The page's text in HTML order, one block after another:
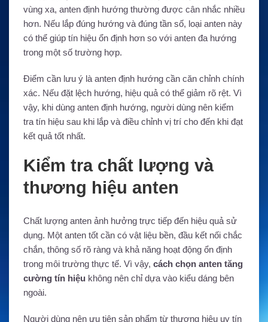
vùng xa, anten định hướng thường được cân nhắc nhiều
hơn. Nếu lắp đúng hướng và đúng tần số, loại anten này
có thể giúp tín hiệu ổn định hơn so với anten đa hướng
trong một số trường hợp.
Điểm cần lưu ý là anten định hướng cần căn chỉnh chính
xác. Nếu đặt lệch hướng, hiệu quả có thể giảm rõ rệt. Vì
vậy, khi dùng anten định hướng, người dùng nên kiểm
tra tín hiệu sau khi lắp và điều chỉnh vị trí cho đến khi đạt
kết quả tốt nhất.
Kiểm tra chất lượng và
thương hiệu anten
Chất lượng anten ảnh hưởng trực tiếp đến hiệu quả sử
dụng. Một anten tốt cần có vật liệu bền, đầu kết nối chắc
chắn, thông số rõ ràng và khả năng hoạt động ổn định
trong môi trường thực tế. Vì vậy, cách chọn anten tăng
cường tín hiệu không nên chỉ dựa vào kiểu dáng bên
ngoài.
Người dùng nên ưu tiên sản phẩm từ thương hiệu uy tín